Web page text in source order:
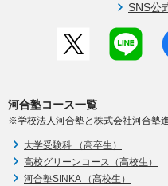
SNS公
河合塾コース一覧
※学校法人河合塾と株式会社河合塾
大学受験科 （高卒生）
高校グリーンコース（高校生）
河合塾SINKA （高校生）